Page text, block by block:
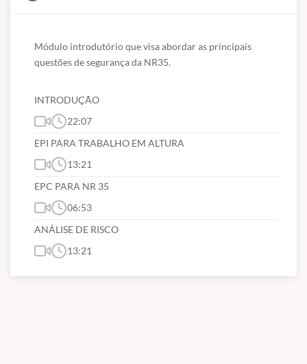
Módulo introdutório que visa abordar as principais
questões de segurança da NR35.
INTRODUÇÃO
22:07
EPI PARA TRABALHO EM ALTURA
13:21
EPC PARA NR 35
06:53
ANÁLISE DE RISCO
13:21